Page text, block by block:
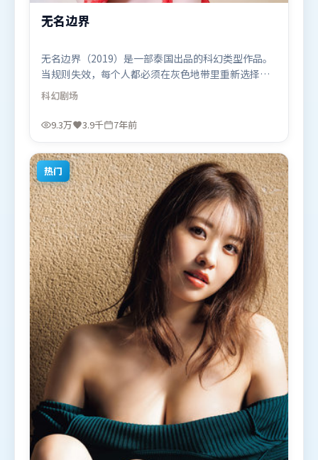
无名边界
无名边界（2019）是一部泰国出品的科幻类型作品。
当规则失效，每个人都必须在灰色地带里重新选择立
场与底线。群像刻画各有弧光，配角亦承担叙事推进
功能。由薛晓路执导，弗洛伦丝·皮尤、刘德华、沈
腾，咏梅、白宇等联袂出演。影片于2019年2月11日
观众观看。
科幻剧场
9.3万 3.9千 7年前
热门